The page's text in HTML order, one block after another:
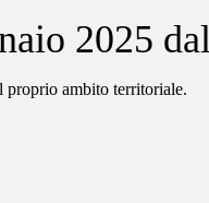
2025
proprio ambito territoriale.